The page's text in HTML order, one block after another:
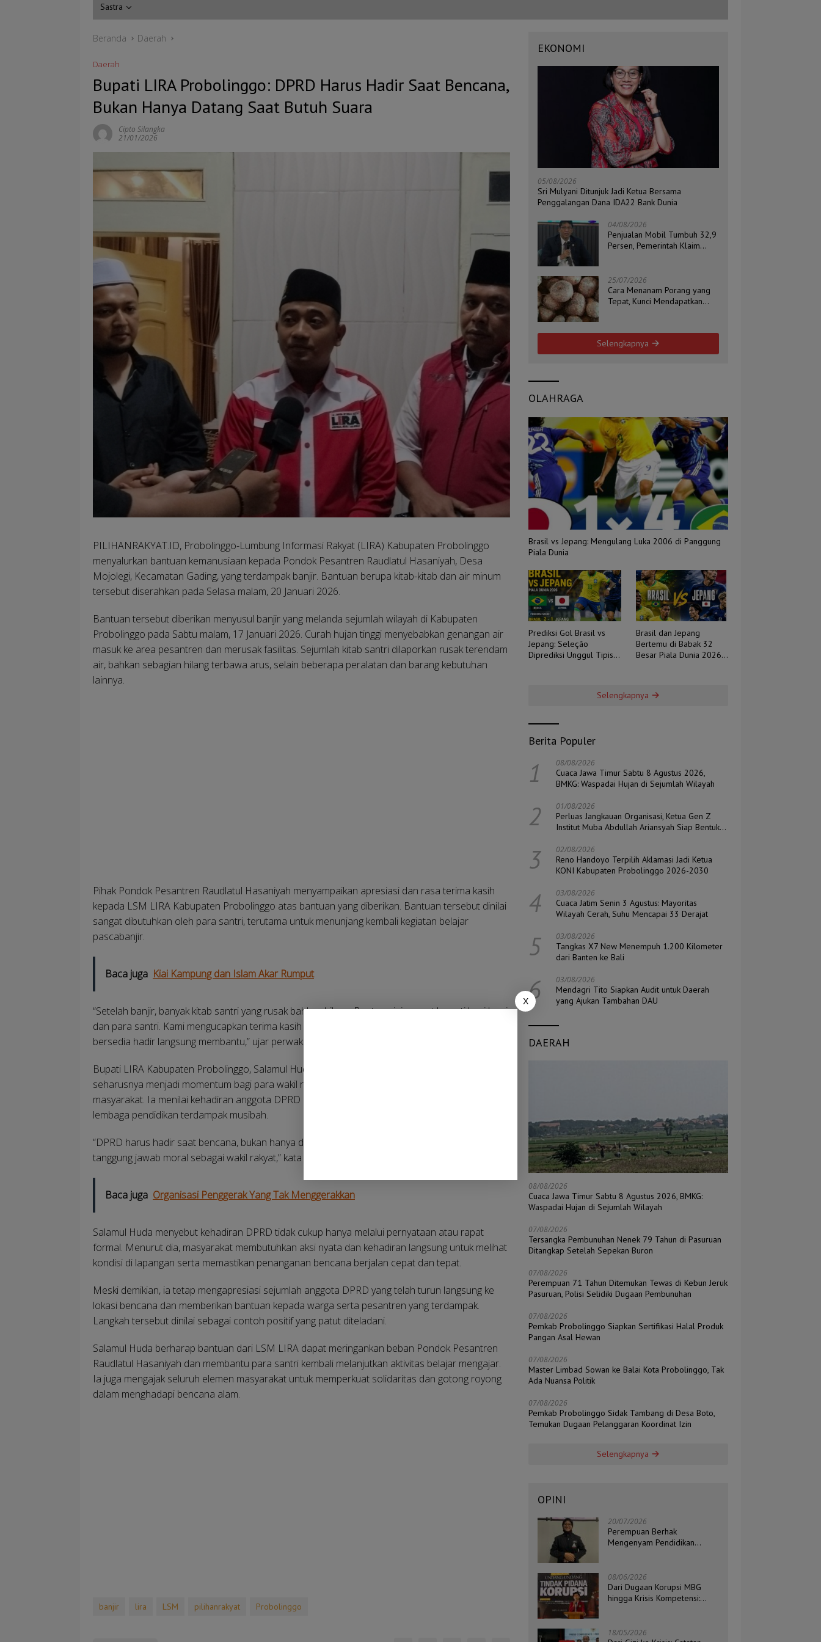
Sastra
Beranda Daerah
Daerah
Bupati LIRA Probolinggo: DPRD Harus Hadir Saat Bencana,
Bukan Hanya Datang Saat Butuh Suara
Cipto Silangka
21/01/2026
PILIHANRAKYAT.ID, Probolinggo-Lumbung Informasi Rakyat (LIRA) Kabupaten Probolinggo
menyalurkan bantuan kemanusiaan kepada Pondok Pesantren Raudlatul Hasaniyah, Desa
Mojolegi, Kecamatan Gading, yang terdampak banjir. Bantuan berupa kitab-kitab dan air minum
tersebut diserahkan pada Selasa malam, 20 Januari 2026.
Bantuan tersebut diberikan menyusul banjir yang melanda sejumlah wilayah di Kabupaten
Probolinggo pada Sabtu malam, 17 Januari 2026. Curah hujan tinggi menyebabkan genangan air
masuk ke area pesantren dan merusak fasilitas. Sejumlah kitab santri dilaporkan rusak terendam
air, bahkan sebagian hilang terbawa arus, selain beberapa peralatan dan barang kebutuhan
lainnya.
Pihak Pondok Pesantren Raudlatul Hasaniyah menyampaikan apresiasi dan rasa terima kasih
kepada LSM LIRA Kabupaten Probolinggo atas bantuan yang diberikan. Bantuan tersebut dinilai
sangat dibutuhkan oleh para santri, terutama untuk menunjang kembali kegiatan belajar
pascabanjir.
Baca juga Kiai Kampung dan Islam Akar Rumput
“Setelah banjir, banyak kitab santri yang rusak bahkan hilang. Bantuan ini sangat berarti bagi kami
dan para santri. Kami mengucapkan terima kasih kepada LSM LIRA yang telah peduli dan
bersedia hadir langsung membantu,” ujar perwakilan pengelola pesantren.
Bupati LIRA Kabupaten Probolinggo, Salamul Huda, menegaskan bahwa bencana alam
seharusnya menjadi momentum bagi para wakil rakyat untuk menunjukkan keberpihakan kepada
masyarakat. Ia menilai kehadiran anggota DPRD di lapangan sangat penting ketika warga dan
lembaga pendidikan terdampak musibah.
“DPRD harus hadir saat bencana, bukan hanya datang saat butuh suara. Ini soal empati dan
tanggung jawab moral sebagai wakil rakyat,” kata Salamul Huda di sela-sela penyerahan bantuan.
Baca juga Organisasi Penggerak Yang Tak Menggerakkan
Salamul Huda menyebut kehadiran DPRD tidak cukup hanya melalui pernyataan atau rapat
formal. Menurut dia, masyarakat membutuhkan aksi nyata dan kehadiran langsung untuk melihat
kondisi di lapangan serta memastikan penanganan bencana berjalan cepat dan tepat.
Meski demikian, ia tetap mengapresiasi sejumlah anggota DPRD yang telah turun langsung ke
lokasi bencana dan memberikan bantuan kepada warga serta pesantren yang terdampak.
Langkah tersebut dinilai sebagai contoh positif yang patut diteladani.
Salamul Huda berharap bantuan dari LSM LIRA dapat meringankan beban Pondok Pesantren
Raudlatul Hasaniyah dan membantu para santri kembali melanjutkan aktivitas belajar mengajar.
Ia juga mengajak seluruh elemen masyarakat untuk memperkuat solidaritas dan gotong royong
dalam menghadapi bencana alam.
banjir lira LSM pilihanrakyat Probolinggo
EKONOMI
05/08/2026
Sri Mulyani Ditunjuk Jadi Ketua Bersama
Penggalangan Dana IDA22 Bank Dunia
04/08/2026
Penjualan Mobil Tumbuh 32,9
Persen, Pemerintah Klaim
25/07/2026
Cara Menanam Porang yang
Tepat, Kunci Mendapatkan
Selengkapnya
OLAHRAGA
Brasil vs Jepang: Mengulang Luka 2006 di Panggung
Piala Dunia
Prediksi Gol Brasil vs
Jepang: Seleção
Diprediksi Unggul Tipis,
Brasil dan Jepang
Bertemu di Babak 32
Besar Piala Dunia 2026,
Selengkapnya
Berita Populer
1 08/08/2026
Cuaca Jawa Timur Sabtu 8 Agustus 2026,
BMKG: Waspadai Hujan di Sejumlah Wilayah
2 01/08/2026
Perluas Jangkauan Organisasi, Ketua Gen Z
Institut Muba Abdullah Ariansyah Siap Bentuk
3 02/08/2026
Reno Handoyo Terpilih Aklamasi Jadi Ketua
KONI Kabupaten Probolinggo 2026-2030
4 03/08/2026
Cuaca Jatim Senin 3 Agustus: Mayoritas
Wilayah Cerah, Suhu Mencapai 33 Derajat
5 03/08/2026
Tangkas X7 New Menempuh 1.200 Kilometer
dari Banten ke Bali
6 03/08/2026
Mendagri Tito Siapkan Audit untuk Daerah
yang Ajukan Tambahan DAU
DAERAH
08/08/2026
Cuaca Jawa Timur Sabtu 8 Agustus 2026, BMKG:
Waspadai Hujan di Sejumlah Wilayah
07/08/2026
Tersangka Pembunuhan Nenek 79 Tahun di Pasuruan
Ditangkap Setelah Sepekan Buron
07/08/2026
Perempuan 71 Tahun Ditemukan Tewas di Kebun Jeruk
Pasuruan, Polisi Selidiki Dugaan Pembunuhan
07/08/2026
Pemkab Probolinggo Siapkan Sertifikasi Halal Produk
Pangan Asal Hewan
07/08/2026
Master Limbad Sowan ke Balai Kota Probolinggo, Tak
Ada Nuansa Politik
07/08/2026
Pemkab Probolinggo Sidak Tambang di Desa Boto,
Temukan Dugaan Pelanggaran Koordinat Izin
Selengkapnya
OPINI
20/07/2026
Perempuan Berhak
Mengenyam Pendidikan
08/06/2026
Dari Dugaan Korupsi MBG
hingga Krisis Kompetensi:
Politik, Hukum, dan HAM
18/05/2026
X